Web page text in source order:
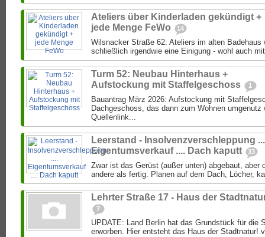
Ateliers über Kinderladen gekündigt +
jede Menge FeWo
14
Wilsnacker Straße 62: Ateliers im alten Badehaus
schließlich irgendwie eine Einigung - wohl auch
Turm 52: Neubau Hinterhaus +
Aufstockung mit Staffelgeschoss
1
Bauantrag März 2026: Aufstockung mit
Dachgeschoss, das dann zum Wohnen umgenutz
Quellenlink...
Leerstand - Insolvenzverschleppung
Eigentumsverkauf .... Dach kaputt
33
Zwar ist das Gerüst (außer unten) abgebaut, aber
andere als fertig. Planen auf dem Dach, Löcher,
Lehrter Straße 17 - Haus der
7
UPDATE: Land Berlin hat das Grundstück für die
erworben. Hier entsteht das Haus der Stadtnatur!